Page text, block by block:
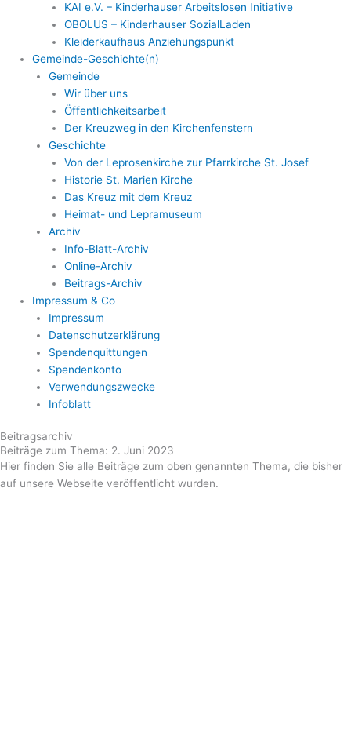
KAI e.V. – Kinderhauser Arbeitslosen Initiative
OBOLUS – Kinderhauser SozialLaden
Kleiderkaufhaus Anziehungspunkt
Gemeinde-Geschichte(n)
Gemeinde
Wir über uns
Öffentlichkeitsarbeit
Der Kreuzweg in den Kirchenfenstern
Geschichte
Von der Leprosenkirche zur Pfarrkirche St. Josef
Historie St. Marien Kirche
Das Kreuz mit dem Kreuz
Heimat- und Lepramuseum
Archiv
Info-Blatt-Archiv
Online-Archiv
Beitrags-Archiv
Impressum & Co
Impressum
Datenschutzerklärung
Spendenquittungen
Spendenkonto
Verwendungszwecke
Infoblatt
Beitragsarchiv
Beiträge zum Thema: 2. Juni 2023
Hier finden Sie alle Beiträge zum oben genannten Thema, die bisher
auf unsere Webseite veröffentlicht wurden.